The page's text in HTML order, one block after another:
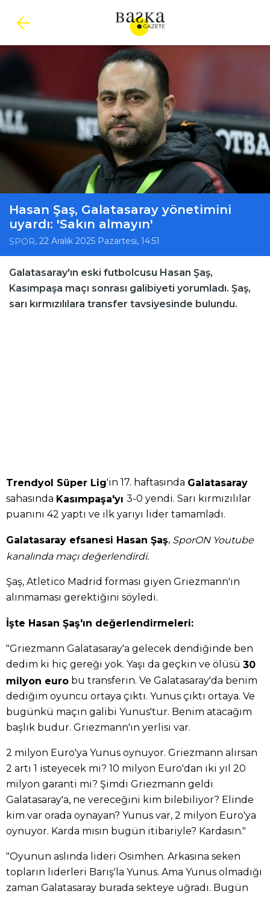
Hasan Şaş, Galatasaray yönetimini
uyardı: 'Sakın almayın'
SPOR, 22 Aralık 2025 Pazartesi, 14:51
Galatasaray'ın eski futbolcusu Hasan Şaş,
Kasımpaşa maçı sonrası galibiyeti yorumladı. Şaş,
sarı kırmızılılara transfer tavsiyesinde bulundu.
Trendyol Süper Lig'in 17. haftasında Galatasaray
sahasında Kasımpaşa'yı 3-0 yendi. Sarı kırmızılılar
puanını 42 yaptı ve ilk yarıyı lider tamamladı.
Galatasaray efsanesi Hasan Şaş, SporON Youtube
kanalında maçı değerlendirdi.
Şaş, Atletico Madrid forması giyen Griezmann'ın
alınmaması gerektiğini söyledi.
İşte Hasan Şaş'ın değerlendirmeleri:
"Griezmann Galatasaray'a gelecek dendiğinde ben
dedim ki hiç gereği yok. Yaşı da geçkin ve ölüsü 30
milyon euro bu transferin. Ve Galatasaray'da benim
dediğim oyuncu ortaya çıktı. Yunus çıktı ortaya. Ve
bugünkü maçın galibi Yunus'tur. Benim atacağım
başlık budur. Griezmann'ın yerlisi var.
2 milyon Euro'ya Yunus oynuyor. Griezmann alırsan
2 artı 1 isteyecek mi? 10 milyon Euro'dan iki yıl 20
milyon garanti mi? Şimdi Griezmann geldi
Galatasaray'a, ne vereceğini kim bilebiliyor? Elinde
kim var orada oynayan? Yunus var, 2 milyon Euro'ya
oynuyor. Karda mısın bugün itibariyle? Kardasın."
"Oyunun aslında lideri Osimhen. Arkasına seken
topların liderleri Barış'la Yunus. Ama Yunus olmadığı
zaman Galatasaray burada sekteye uğradı. Bugün